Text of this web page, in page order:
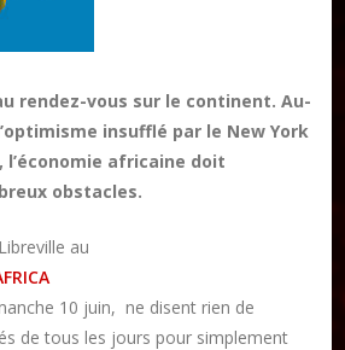
littéraire
rendez-vous sur le continent. Au-
insufflé par le New York
l’économie africaine doit
obstacles.
au
10 juin, ne disent rien de
de tous les jours pour simplement